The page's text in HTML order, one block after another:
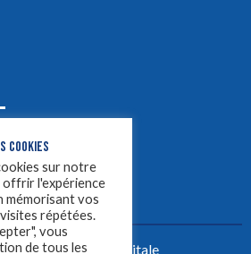
– Agence Digitale
COOKIES
sur notre
l'expérience
mémorisant vos
répétées.
vous
de tous les